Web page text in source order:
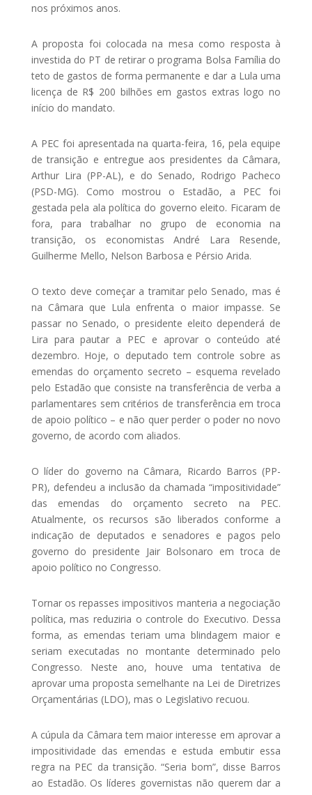
nos próximos anos.
A proposta foi colocada na mesa como resposta à
investida do PT de retirar o programa Bolsa Família do
teto de gastos de forma permanente e dar a Lula uma
licença de R$ 200 bilhões em gastos extras logo no
início do mandato.
A PEC foi apresentada na quarta-feira, 16, pela equipe
de transição e entregue aos presidentes da Câmara,
Arthur Lira (PP-AL), e do Senado, Rodrigo Pacheco
(PSD-MG). Como mostrou o Estadão, a PEC foi
gestada pela ala política do governo eleito. Ficaram de
fora, para trabalhar no grupo de economia na
transição, os economistas André Lara Resende,
Guilherme Mello, Nelson Barbosa e Pérsio Arida.
O texto deve começar a tramitar pelo Senado, mas é
na Câmara que Lula enfrenta o maior impasse. Se
passar no Senado, o presidente eleito dependerá de
Lira para pautar a PEC e aprovar o conteúdo até
dezembro. Hoje, o deputado tem controle sobre as
emendas do orçamento secreto – esquema revelado
pelo Estadão que consiste na transferência de verba a
parlamentares sem critérios de transferência em troca
de apoio político – e não quer perder o poder no novo
governo, de acordo com aliados.
O líder do governo na Câmara, Ricardo Barros (PP-
PR), defendeu a inclusão da chamada “impositividade”
das emendas do orçamento secreto na PEC.
Atualmente, os recursos são liberados conforme a
indicação de deputados e senadores e pagos pelo
governo do presidente Jair Bolsonaro em troca de
apoio político no Congresso.
Tornar os repasses impositivos manteria a negociação
política, mas reduziria o controle do Executivo. Dessa
forma, as emendas teriam uma blindagem maior e
seriam executadas no montante determinado pelo
Congresso. Neste ano, houve uma tentativa de
aprovar uma proposta semelhante na Lei de Diretrizes
Orçamentárias (LDO), mas o Legislativo recuou.
A cúpula da Câmara tem maior interesse em aprovar a
impositividade das emendas e estuda embutir essa
regra na PEC da transição. “Seria bom”, disse Barros
ao Estadão. Os líderes governistas não querem dar a